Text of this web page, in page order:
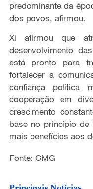
predominante da
dos povos, afirmou.
Xi afirmou que
desenvolvimento
está pronto para
fortalecer a
confiança política
cooperação em
crescimento
base no princípio de
mais benefícios aos
Fonte: CMG